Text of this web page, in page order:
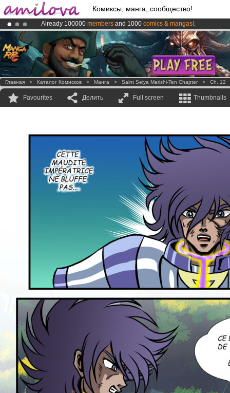
Комиксы, манга, сообщество!
Already 100000 members and 1000 comics & mangas!.
AmilovaKickstarter is now LIVE!.
Premium membership from3.95 euros per month !Get membership
Главная > Каталог Комисков > Манга > Saint Seiya Marishi-Ten Chapter > Ch. 12
Favourites Делить Full screen Thumbnails